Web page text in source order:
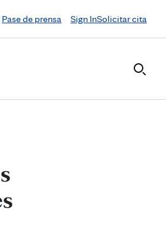
Pase de prensa Sign InSolicitar cita